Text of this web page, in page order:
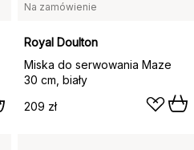
Na zamówienie
Royal Doulton
Miska do serwowania Maze
30 cm, biały
209 zł